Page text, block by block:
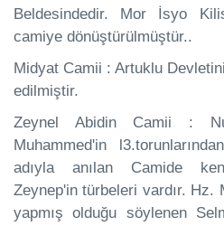
Beldesindedir. Mor İsyo
camiye dönüştürülmüştür..
Midyat Camii : Artuklu
edilmiştir.
Zeynel Abidin Camii :
Muhammed'in
adıyla anılan Camide
Zeynep'in türbeleri vardır. Hz.
yapmış olduğu söylenen